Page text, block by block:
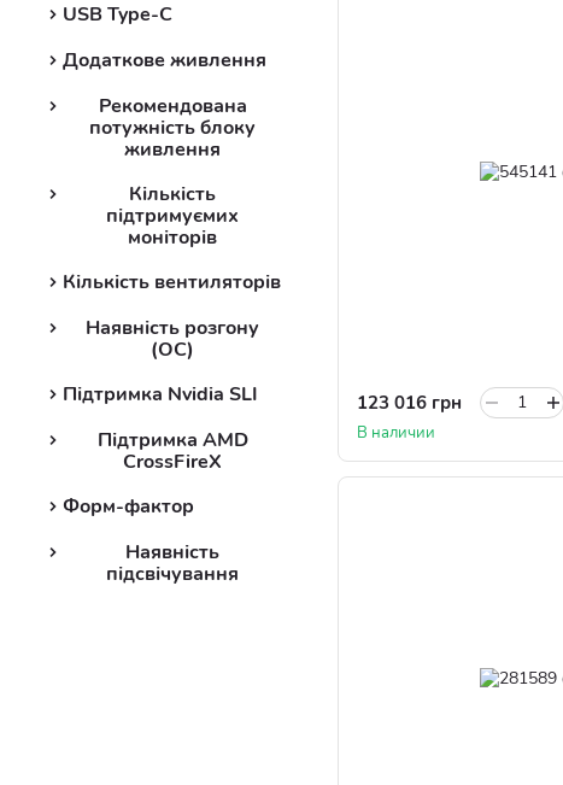
123 016 грн
В наличии
USB Type-C
Додаткове живлення
Рекомендована
потужність блоку
живлення
Кількість
підтримуємих
моніторів
Кількість вентиляторів
Наявність розгону
(ОС)
Підтримка Nvidia SLI
Підтримка AMD
CrossFireX
Форм-фактор
Наявність
підсвічування